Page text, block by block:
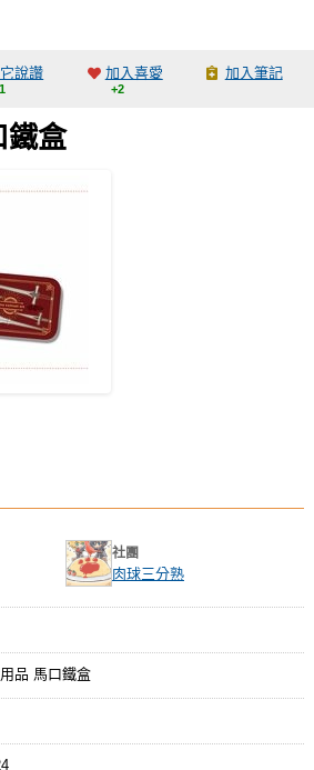
說讚 加入喜愛
+2
加入筆記
鐵盒
社團
肉球三分熟
品 馬口鐵盒